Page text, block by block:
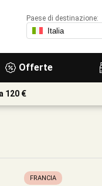
Offerte
Paese di destinazione:
120 €
FRANCIA